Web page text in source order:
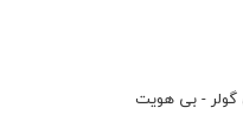
گولر - بی هویت